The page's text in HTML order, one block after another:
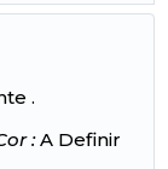
.
:A Definir